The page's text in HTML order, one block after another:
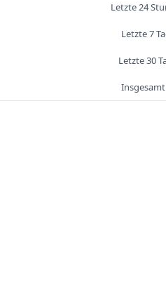
Letzte 24
Letzte 7
Letzte 30